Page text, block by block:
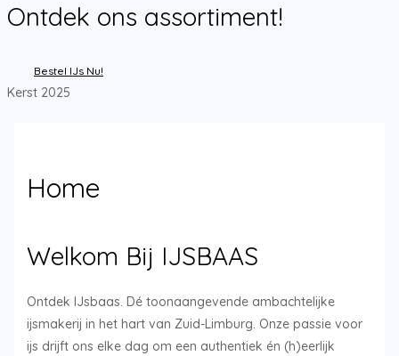
Ontdek ons assortiment!
Bestel IJs Nu!
Kerst 2025
Home
Welkom Bij IJSBAAS
Ontdek IJsbaas. Dé toonaangevende ambachtelijke
ijsmakerij in het hart van Zuid-Limburg. Onze passie voor
ijs drijft ons elke dag om een authentiek én (h)eerlijk